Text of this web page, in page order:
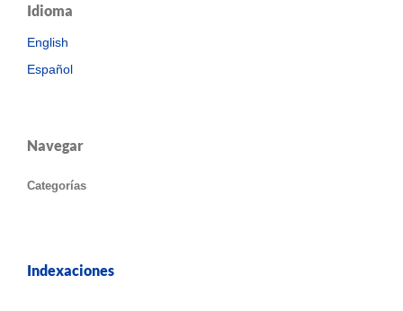
Idioma
English
Español
Navegar
Categorías
Indexaciones